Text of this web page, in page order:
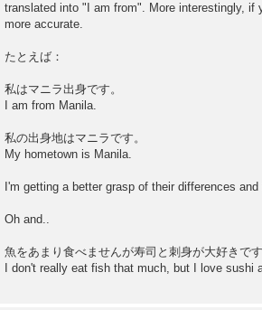
translated into "I am from". More interestingly,
more accurate.
たとえば：
私はマニラ出身です。
I am from Manila.
私の出身地はマニラです。
My hometown is Manila.
I'm getting a better grasp of their differences
Oh and..
魚をあまり食べませんが寿司と刺身が大好きで
I don't really eat fish that much, but I love sushi